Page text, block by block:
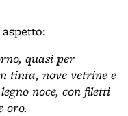
quasi per
tinta, nove vetrine e
noce, con filetti
oro.